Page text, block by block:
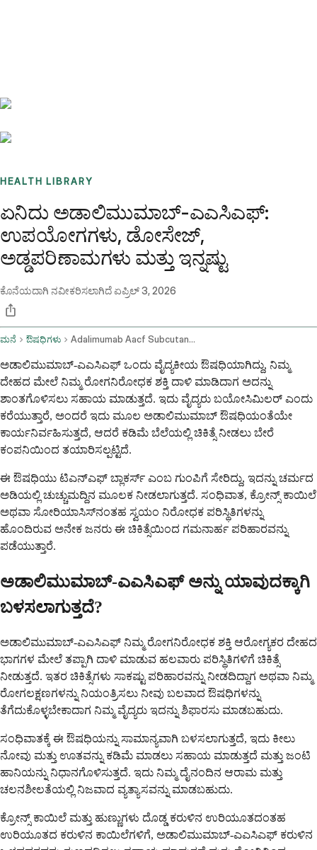
HEALTH LIBRARY
ಏನಿದು ಅಡಾಲಿಮುಮಾಬ್-ಎಎಸಿಎಫ್:
ಉಪಯೋಗಗಳು, ಡೋಸೇಜ್,
ಅಡ್ಡಪರಿಣಾಮಗಳು ಮತ್ತು ಇನ್ನಷ್ಟು
ಕೊನೆಯದಾಗಿ ನವೀಕರಿಸಲಾಗಿದೆಏಪ್ರಿಲ್ 3, 2026
ಮನೆ ಔಷಧಿಗಳು Adalimumab Aacf Subcutaneous Route
ಅಡಾಲಿಮುಮಾಬ್-ಎಎಸಿಎಫ್ ಒಂದು ವೈದ್ಯಕೀಯ ಔಷಧಿಯಾಗಿದ್ದು, ನಿಮ್ಮ
ದೇಹದ ಮೇಲೆ ನಿಮ್ಮ ರೋಗನಿರೋಧಕ ಶಕ್ತಿ ದಾಳಿ ಮಾಡಿದಾಗ ಅದನ್ನು
ಶಾಂತಗೊಳಿಸಲು ಸಹಾಯ ಮಾಡುತ್ತದೆ. ಇದು ವೈದ್ಯರು ಬಯೋಸಿಮಿಲರ್ ಎಂದು
ಕರೆಯುತ್ತಾರೆ, ಅಂದರೆ ಇದು ಮೂಲ ಅಡಾಲಿಮುಮಾಬ್ ಔಷಧಿಯಂತೆಯೇ
ಕಾರ್ಯನಿರ್ವಹಿಸುತ್ತದೆ, ಆದರೆ ಕಡಿಮೆ ಬೆಲೆಯಲ್ಲಿ ಚಿಕಿತ್ಸೆ ನೀಡಲು ಬೇರೆ
ಕಂಪನಿಯಿಂದ ತಯಾರಿಸಲ್ಪಟ್ಟಿದೆ.
ಈ ಔಷಧಿಯು ಟಿಎನ್ಎಫ್ ಬ್ಲಾಕರ್ಸ್ ಎಂಬ ಗುಂಪಿಗೆ ಸೇರಿದ್ದು, ಇದನ್ನು ಚರ್ಮದ
ಅಡಿಯಲ್ಲಿ ಚುಚ್ಚುಮದ್ದಿನ ಮೂಲಕ ನೀಡಲಾಗುತ್ತದೆ. ಸಂಧಿವಾತ, ಕ್ರೋನ್ಸ್ ಕಾಯಿಲೆ
ಅಥವಾ ಸೋರಿಯಾಸಿಸ್‌ನಂತಹ ಸ್ವಯಂ ನಿರೋಧಕ ಪರಿಸ್ಥಿತಿಗಳನ್ನು
ಹೊಂದಿರುವ ಅನೇಕ ಜನರು ಈ ಚಿಕಿತ್ಸೆಯಿಂದ ಗಮನಾರ್ಹ ಪರಿಹಾರವನ್ನು
ಪಡೆಯುತ್ತಾರೆ.
ಅಡಾಲಿಮುಮಾಬ್-ಎಎಸಿಎಫ್ ಅನ್ನು ಯಾವುದಕ್ಕಾಗಿ
ಬಳಸಲಾಗುತ್ತದೆ?
ಅಡಾಲಿಮುಮಾಬ್-ಎಎಸಿಎಫ್ ನಿಮ್ಮ ರೋಗನಿರೋಧಕ ಶಕ್ತಿ ಆರೋಗ್ಯಕರ ದೇಹದ
ಭಾಗಗಳ ಮೇಲೆ ತಪ್ಪಾಗಿ ದಾಳಿ ಮಾಡುವ ಹಲವಾರು ಪರಿಸ್ಥಿತಿಗಳಿಗೆ ಚಿಕಿತ್ಸೆ
ನೀಡುತ್ತದೆ. ಇತರ ಚಿಕಿತ್ಸೆಗಳು ಸಾಕಷ್ಟು ಪರಿಹಾರವನ್ನು ನೀಡದಿದ್ದಾಗ ಅಥವಾ ನಿಮ್ಮ
ರೋಗಲಕ್ಷಣಗಳನ್ನು ನಿಯಂತ್ರಿಸಲು ನೀವು ಬಲವಾದ ಔಷಧಿಗಳನ್ನು
ತೆಗೆದುಕೊಳ್ಳಬೇಕಾದಾಗ ನಿಮ್ಮ ವೈದ್ಯರು ಇದನ್ನು ಶಿಫಾರಸು ಮಾಡಬಹುದು.
ಸಂಧಿವಾತಕ್ಕೆ ಈ ಔಷಧಿಯನ್ನು ಸಾಮಾನ್ಯವಾಗಿ ಬಳಸಲಾಗುತ್ತದೆ, ಇದು ಕೀಲು
ನೋವು ಮತ್ತು ಊತವನ್ನು ಕಡಿಮೆ ಮಾಡಲು ಸಹಾಯ ಮಾಡುತ್ತದೆ ಮತ್ತು ಜಂಟಿ
ಹಾನಿಯನ್ನು ನಿಧಾನಗೊಳಿಸುತ್ತದೆ. ಇದು ನಿಮ್ಮ ದೈನಂದಿನ ಆರಾಮ ಮತ್ತು
ಚಲನಶೀಲತೆಯಲ್ಲಿ ನಿಜವಾದ ವ್ಯತ್ಯಾಸವನ್ನು ಮಾಡಬಹುದು.
ಕ್ರೋನ್ಸ್ ಕಾಯಿಲೆ ಮತ್ತು ಹುಣ್ಣುಗಳು ದೊಡ್ಡ ಕರುಳಿನ ಉರಿಯೂತದಂತಹ
ಉರಿಯೂತದ ಕರುಳಿನ ಕಾಯಿಲೆಗಳಿಗೆ, ಅಡಾಲಿಮುಮಾಬ್-ಎಎಸಿಎಫ್ ಕರುಳಿನ